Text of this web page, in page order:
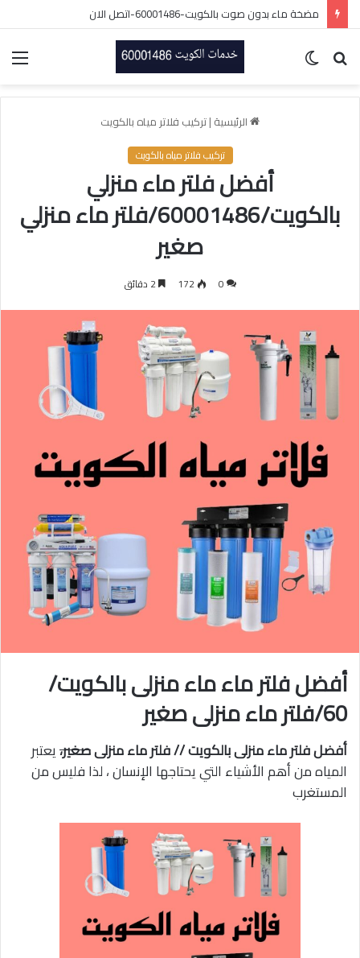
مضخة ماء بدون صوت بالكويت-60001486-اتصل الان
بحث
الرئيسية |تركيب فلاتر مياه بالكويت
تركيب فلاتر مياه بالكويت
أفضل فلتر ماء منزلي
بالكويت/60001486/فلتر ماء منزلي
صغير
0
172 2 دقائق
أفضل فلتر ماء ماء منزلى بالكويت/
60/فلتر ماء منزلى صغير
أفضل فلتر ماء منزلى بالكويت // فلتر ماء منزلىصغير،يعتبر
المياه من أهم الأشياء التي يحتاجها الإنسان ، لذا فليس من
المستغرب